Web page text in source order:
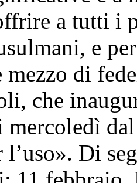
a tutti i
e
di
che
mercoledì
Di